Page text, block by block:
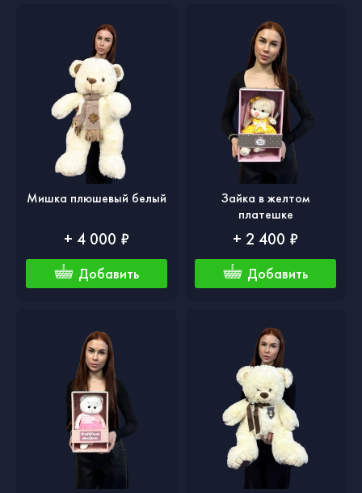
Мишка плюшевый белый
+ 4 000 ₽
Добавить
Зайка в желтом
платешке
+ 2 400 ₽
Добавить